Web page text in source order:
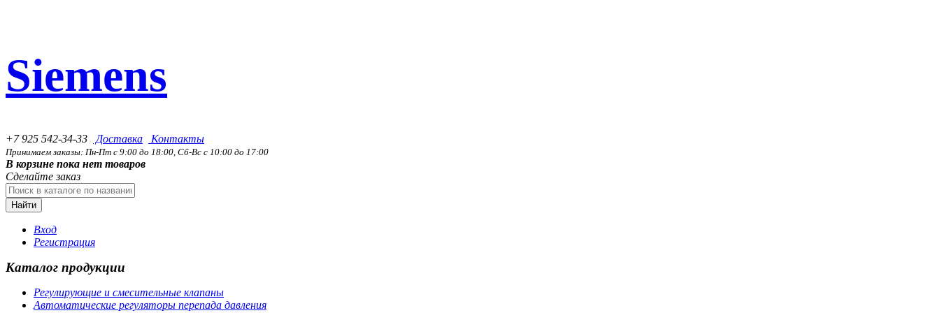
Siemens
+7 925 542-34-33 Доставка Контакты
Принимаем заказы: Пн-Пт с 9:00 до 18:00, Сб-Вс с 10:00 до 17:00
В корзине пока нет товаров
Сделайте заказ
Найти
Вход
Регистрация
Каталог продукции
Регулирующие и смесительные клапаны
Автоматические регуляторы перепада давления